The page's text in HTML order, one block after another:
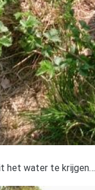
het water te krijgen…